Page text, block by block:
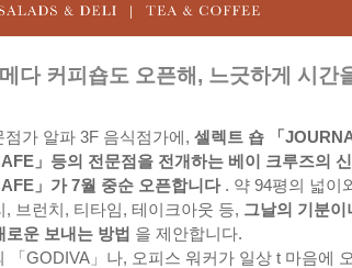
다 커피숍도 오픈해, 느긋하게 시간
가 알파 3F 음식점가에, 셀렉트 숍 「
」등의 전문점을 전개하는 베이 크루즈의 신
」가 7월 중순 오픈합니다. 약 94평의 넓이
브런치, 티타임, 테이크아웃 등, 그날의 기분이
운 보내는 방법 을 제안합니다.
「GODIVA」나, 오피스 워커가 일상 t 마음에